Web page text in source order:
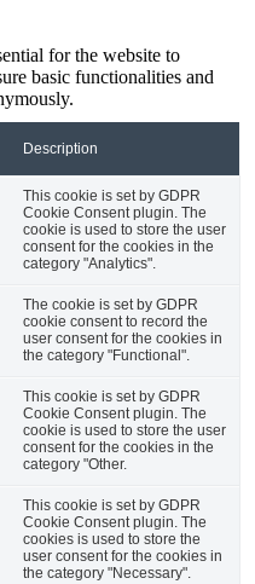
for the website to
basic functionalities and
Description
This cookie is set by GDPR
Cookie Consent plugin. The
cookie is used to store the user
consent for the cookies in the
category "Analytics".
The cookie is set by GDPR
cookie consent to record the
user consent for the cookies in
the category "Functional".
This cookie is set by GDPR
Cookie Consent plugin. The
cookie is used to store the user
consent for the cookies in the
category "Other.
This cookie is set by GDPR
Cookie Consent plugin. The
cookies is used to store the
user consent for the cookies in
the category "Necessary".